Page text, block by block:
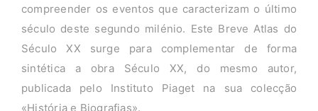
compreender os eventos que caracterizam o último
século deste segundo milénio. Este Breve Atlas do
Século XX surge para complementar de forma
sintética a obra Século XX, do mesmo autor,
publicada pelo Instituto Piaget na sua colecção
«História e Biografias».